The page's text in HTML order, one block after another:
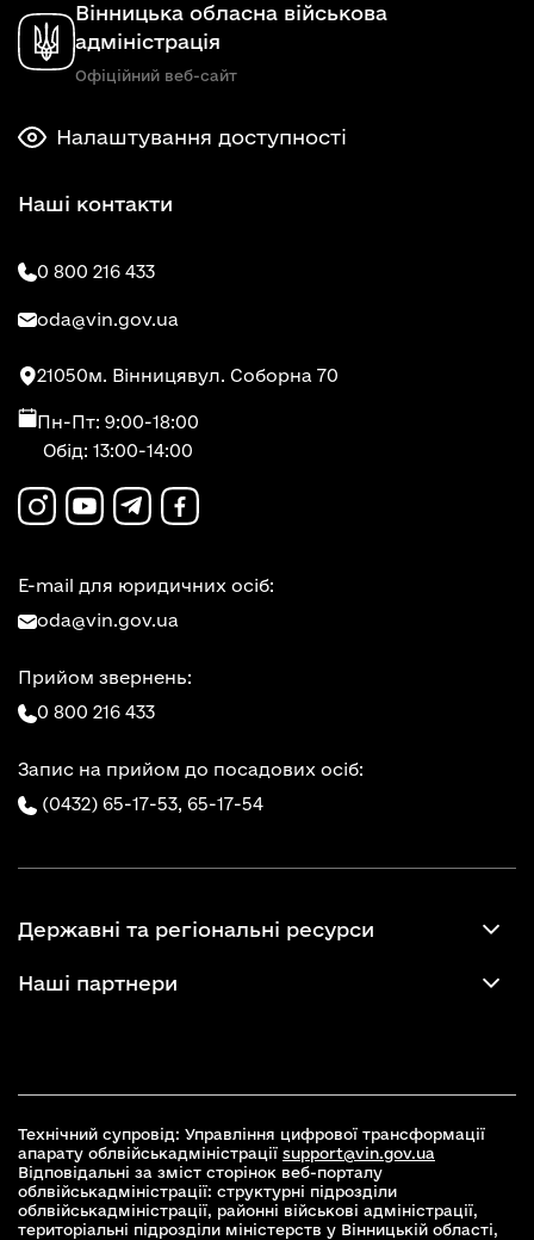
Вінницька обласна військова
адміністрація
Офіційний веб-сайт
Налаштування доступності
Наші контакти
0 800 216 433
oda@vin.gov.ua
21050м. Вінницявул. Соборна 70
Пн-Пт: 9:00-18:00
Обід: 13:00-14:00
E-mail для юридичних осіб:
oda@vin.gov.ua
Прийом звернень:
0 800 216 433
Запис на прийом до посадових осіб:
(0432) 65-17-53, 65-17-54
Державні та регіональні ресурси
Наші партнери
Технічний супровід: Управління цифрової трансформації
апарату облвійськадміністрації support@vin.gov.ua
Відповідальні за зміст сторінок веб-порталу
облвійськадміністрації: структурні підрозділи
облвійськадміністрації, районні військові адміністрації,
територіальні підрозділи міністерств у Вінницькій області,